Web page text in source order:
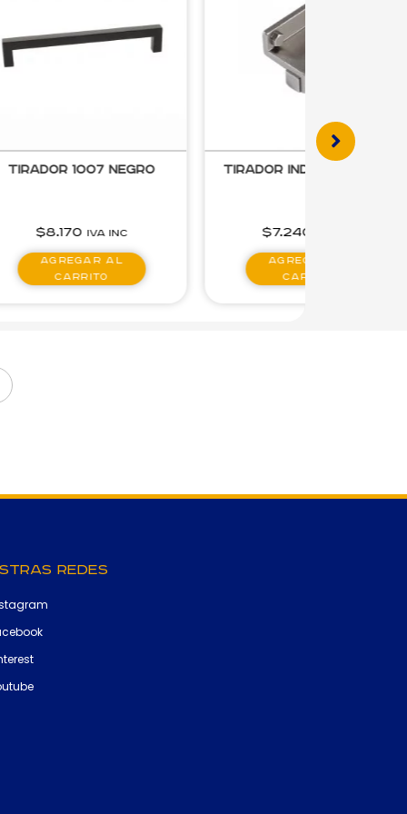
Industrial S32
$7.240 IVA inc
Agregar al
carrito
Tirador Contemporáneo
$9.860
Agregar al
carrito
Redes